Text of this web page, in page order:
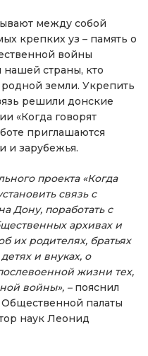
между собой
крепких уз – память о
войны
страны, кто
земли. Укрепить
решили донские
«Когда говорят
приглашаются
и зарубежья.
проекта «Когда
связь с
Дону, поработать с
архивах и
их родителях, братьях
и внуках, о
жизни тех,
войны», – пояснил
Общественной палаты
наук Леонид